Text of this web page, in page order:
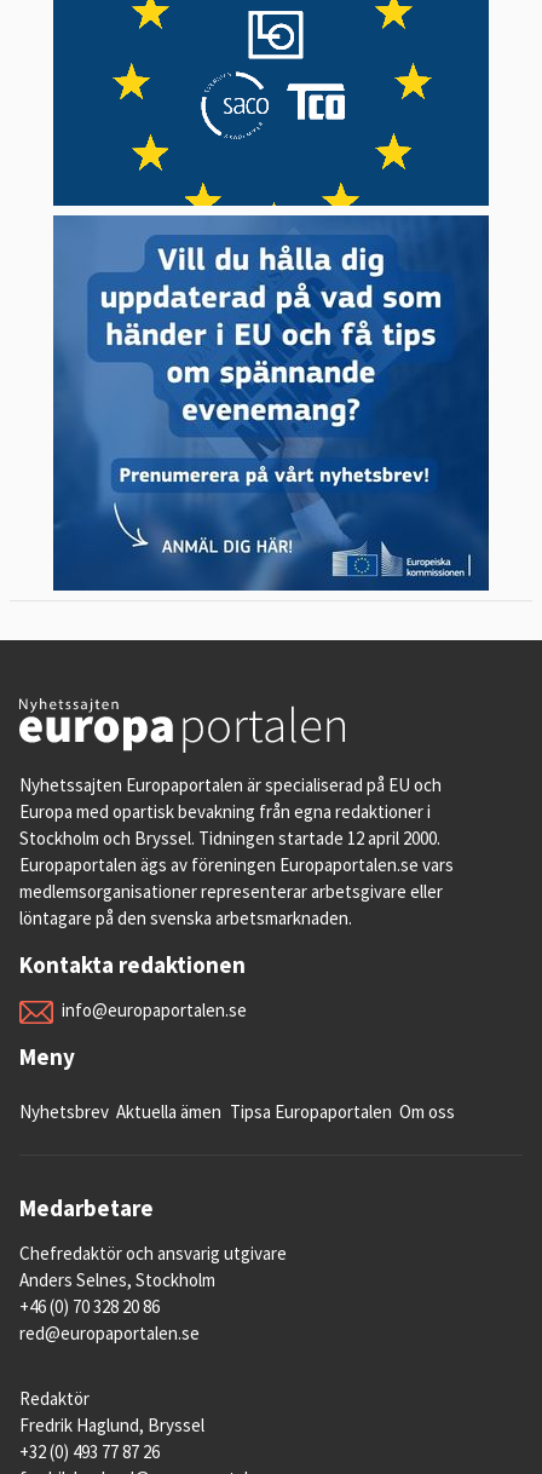
Nyhetssajten Europaportalen är specialiserad på EU och
Europa med opartisk bevakning från egna redaktioner i
Stockholm och Bryssel. Tidningen startade 12 april 2000.
Europaportalen ägs av föreningen Europaportalen.se vars
medlemsorganisationer representerar arbetsgivare eller
löntagare på den svenska arbetsmarknaden.
Kontakta redaktionen
info@europaportalen.se
Meny
Nyhetsbrev Aktuella ämen Tipsa Europaportalen Om oss
Medarbetare
Chefredaktör och ansvarig utgivare
Anders Selnes, Stockholm
+46 (0) 70 328 20 86
red@europaportalen.se
Redaktör
Fredrik Haglund, Bryssel
+32 (0) 493 77 87 26